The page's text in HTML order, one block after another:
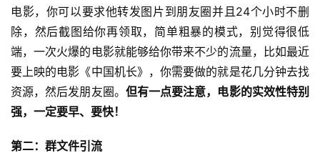
电影，你可以要求他转发图片到朋友圈并且24个小时不删
除，然后截图给你再领取，简单粗暴的模式，别觉得很低
端，一次火爆的电影就能够给你带来不少的流量，比如最近
要上映的电影《中国机长》，你需要做的就是花几分钟去找
资源，然后发朋友圈。 但有一点要注意，电影的实效性特别
强，一定要早、要快！
第二：群文件引流